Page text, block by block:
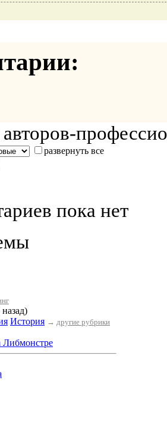
развернуть все
пока нет
История → другие рубрики
Либмонстре